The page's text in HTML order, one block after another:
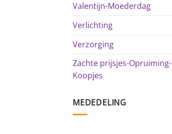
Valentijn-Moederdag
Verlichting
Verzorging
Zachte prijsjes-Opruiming-
Koopjes
MEDEDELING